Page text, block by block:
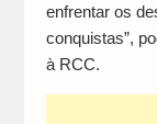
enfrentar os
conquistas”,
à RCC.